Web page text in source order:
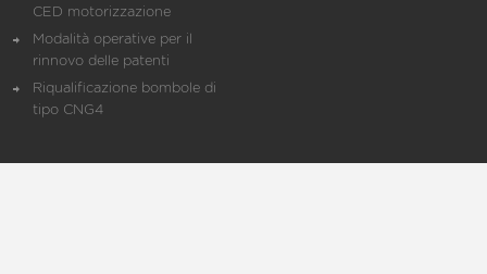
CED motorizzazione
Modalità operative per il
rinnovo delle patenti
Riqualificazione bombole di
tipo CNG4